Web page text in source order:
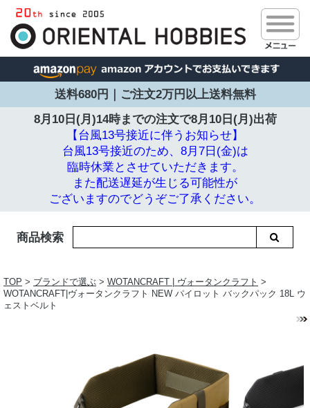
送料680円｜ご注文2万円以上送料無料
8月10日(月)14時までの注文で8月10日(月)出荷
【台風13号接近に伴うお知らせ】
台風13号接近のため、8月7日(金)は
臨時休業とさせていただきます。
また配送遅延が生じる可能性が
ございますのでどうぞご了承ください。
商品検索
TOP > ブランドで選ぶ > WOTANCRAFT | ヴォータンクラフト >
WOTANCRAFT|ヴォータンクラフト NEW パイロット バックパック 18L ウ
ェストベルト